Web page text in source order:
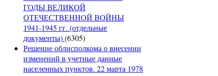
ГОДЫ ВЕЛИКОЙ
ОТЕЧЕСТВЕННОЙ ВОЙНЫ
1941-1945 гг. (отдельные
документы)(6305)
Решение облисполкома о внесении
изменений в учетные данные
населенных пунктов. 22 марта 1978